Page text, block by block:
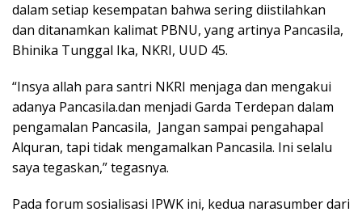
dalam setiap kesempatan bahwa sering diistilahkan
dan ditanamkan kalimat PBNU, yang artinya Pancasila,
Bhinika Tunggal Ika, NKRI, UUD 45.
“Insya allah para santri NKRI menjaga dan mengakui
adanya Pancasila.dan menjadi Garda Terdepan dalam
pengamalan Pancasila, Jangan sampai pengahapal
Alquran, tapi tidak mengamalkan Pancasila. Ini selalu
saya tegaskan,” tegasnya.
Pada forum sosialisasi IPWK ini, kedua narasumber dari